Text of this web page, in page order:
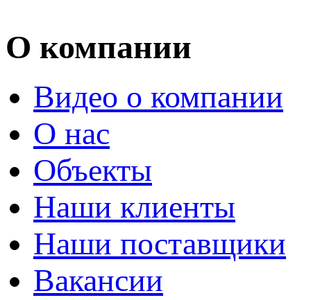
О компании
Видео о компании
О нас
Объекты
Наши клиенты
Наши поставщики
Вакансии